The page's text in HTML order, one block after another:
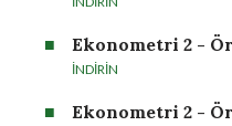
Ekonometri 2 -
İNDİRİN
Ekonometri 2 -